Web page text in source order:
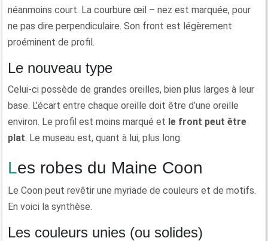
néanmoins court. La courbure œil – nez est marquée, pour
ne pas dire perpendiculaire. Son front est légèrement
proéminent de profil.
Le nouveau type
Celui-ci possède de grandes oreilles, bien plus larges à leur
base. L’écart entre chaque oreille doit être d’une oreille
environ. Le profil est moins marqué et le front peut être
plat. Le museau est, quant à lui, plus long.
Les robes du Maine Coon
Le Coon peut revêtir une myriade de couleurs et de motifs.
En voici la synthèse.
Les couleurs unies (ou solides)